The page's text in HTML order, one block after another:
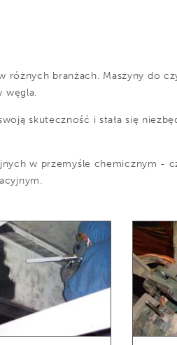
różnych branżach. Maszyny do
węgla.
skuteczność i stała się
w przemyśle chemicznym -